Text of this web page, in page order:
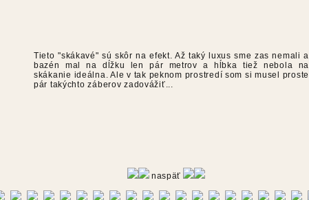
Tieto "skákavé" sú skôr na efekt. Až taký luxus sme zas nemali a
bazén mal na dĺžku len pár metrov a hĺbka tiež nebola na
skákanie ideálna. Ale v tak peknom prostredí som si musel proste
pár takýchto záberov zadovážiť...
naspäť